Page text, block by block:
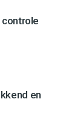
controle
en